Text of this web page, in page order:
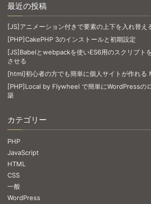
最近の投稿
[JS]アニメーション付きで要素の上下を入れ替え
[PHP]CakePHP 3のインストールと初期設定
[JS]Babelとwebpackを使いES6用のスクリプト
させる
[html]初心者の方でも簡単に個人サイトが作れる
[PHP]Local by Flywheel で簡単にWordPressの
築
カテゴリー
PHP
JavaScript
HTML
CSS
一般
WordPress